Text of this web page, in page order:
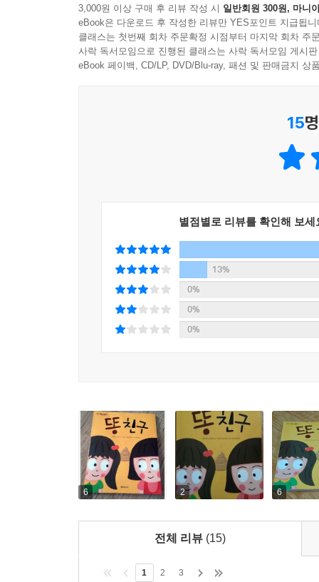
3,000원 이상 구매 후 리뷰 작성 시 일반회원 300원, 마니
eBook은 다운로드 후 작성한 리뷰만 YES포인트 지급됩니
클래스는 첫번째 회차 주문확정 시점부터 마지막 회차 주
사락 독서모임으로 진행된 클래스는 사락 독서모임 게시
eBook 페이백, CD/LP, DVD/Blu-ray, 패션 및 판매금지 상
15
별점별로 리뷰를 확인해 보세
13%
0%
0%
0%
6 2 6
전체 리뷰 (15)
1 2 3